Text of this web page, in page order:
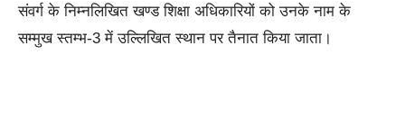
संवर्ग के निम्नलिखित खण्ड शिक्षा अधिकारियों को उनके नाम के
सम्मुख स्तम्भ-3 में उल्लिखित स्थान पर तैनात किया जाता।